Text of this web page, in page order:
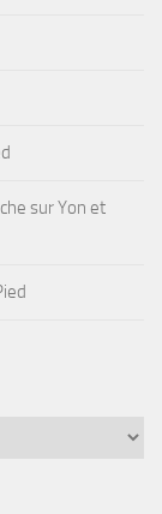
sur Yon et